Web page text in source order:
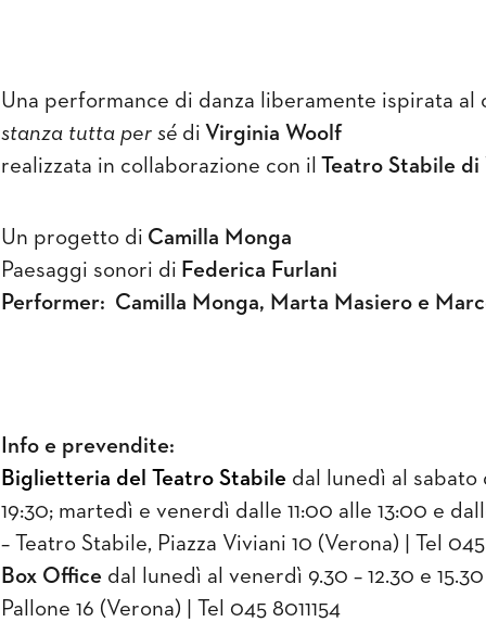
Una performance di danza liberamente ispirata al
stanza tutta per sé di Virginia Woolf
realizzata in collaborazione con il Teatro Stabile di
Un progetto di Camilla Monga
Paesaggi sonori di Federica Furlani
Performer: Camilla Monga, Marta Masiero e
Info e prevendite:
Biglietteria del Teatro Stabile dal lunedì al sabato
19:30; martedì e venerdì dalle 11:00 alle 13:00 e
– Teatro Stabile, Piazza Viviani 10 (Verona) | Tel
Box Office dal lunedì al venerdì 9.30 – 12.30 e 15.30
Pallone 16 (Verona) | Tel 045 8011154